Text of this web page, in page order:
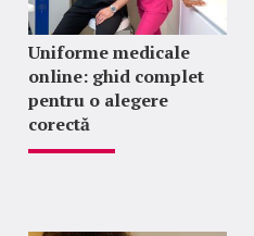
Uniforme medicale
online: ghid complet
pentru o alegere
corectă